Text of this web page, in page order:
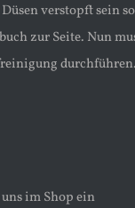
verstopft sein
zur Seite. Nun
durchführen.
im Shop ein